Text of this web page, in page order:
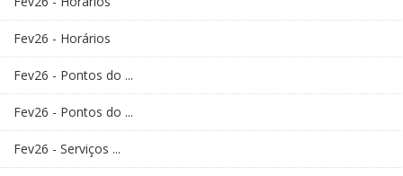
Fev26 - Horários
Fev26 - Pontos do ...
Fev26 - Pontos do ...
Fev26 - Serviços ...